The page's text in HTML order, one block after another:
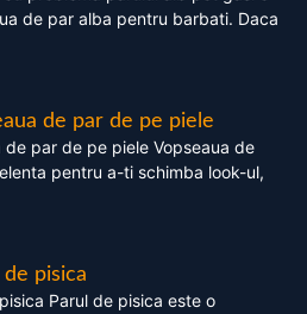
de par alba pentru barbati. Daca
de par de pe piele
par de pe piele Vopseaua de
pentru a-ti schimba look-ul,
pisica
Parul de pisica este o